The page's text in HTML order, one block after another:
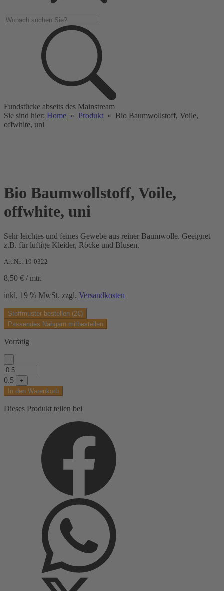
Fundstücke abseits des Mainstream
Sie sind hier: Home » Produkt » Bio Baumwollstoff, Voile,
offwhite, uni
Bio Baumwollstoff, Voile,
offwhite, uni
Sehr leichtes und feines Gewebe aus reiner Baumwolle. Geeignet
z.B. für luftige Kleider, Röcke und Blusen.
Art.Nr.: 19-0322
8,50 € / mtr.
inkl. 19 % MwSt. zzgl. Versandkosten
Stoffmuster bestellen (2€)
Passendes Nähgarn mitbestellen
Vorrätig
-
Bio
Baumwollstoff,
Voile,
offwhite,
uni
Menge
0.5
+
In den Warenkorb
Dieses Produkt teilen bei